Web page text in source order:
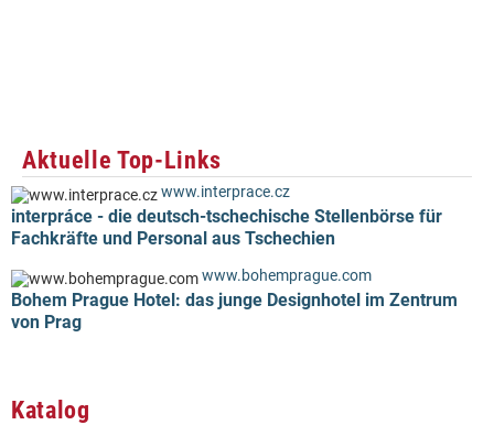
Aktuelle Top-Links
www.interprace.cz
interpráce - die deutsch-tschechische Stellenbörse für
Fachkräfte und Personal aus Tschechien
www.bohemprague.com
Bohem Prague Hotel: das junge Designhotel im Zentrum
von Prag
Katalog